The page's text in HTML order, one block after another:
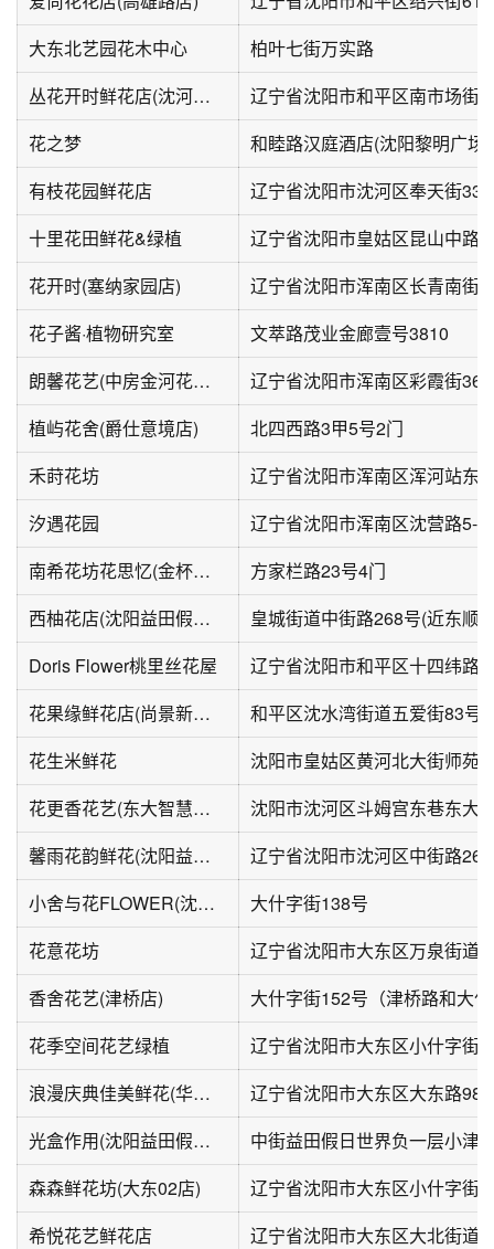
大东北艺园花木中心
柏叶七街万实路
丛花开时鲜花店(沈河区领事馆店)
花之梦
和睦路汉庭酒店(沈阳黎明广场
有枝花园鲜花店
辽宁省沈阳市沈河区奉天街
十里花田鲜花&绿植
辽宁省沈阳市皇姑区昆山中路
花开时(塞纳家园店)
辽宁省沈阳市浑南区长青南街
花子酱·植物研究室
文萃路茂业金廊壹号3810
朗馨花艺(中房金河花园店)
辽宁省沈阳市浑南区彩霞街36-
植屿花舍(爵仕意境店)
北四西路3甲5号2门
禾莳花坊
汐遇花园
辽宁省沈阳市浑南区沈营路5-2
南希花坊花思忆(金杯小区店)
方家栏路23号4门
西柚花店(沈阳益田假日世界店)
皇城街道中街路268号(近东顺
Doris Flower桃里丝花屋
辽宁省沈阳市和平区十四纬路
花果缘鲜花店(尚景新世界店)
花生米鲜花
沈阳市皇姑区黄河北大街师苑
花更香花艺(东大智慧园店)
沈阳市沈河区斗姆宫东巷东大
馨雨花韵鲜花(沈阳益田假日世界店)
小舍与花FLOWER(沈阳中街吾悦广场津桥路店)
大什字街138号
花意花坊
辽宁省沈阳市大东区万泉街道
香舍花艺(津桥店)
花季空间花艺绿植
辽宁省沈阳市大东区小什字街
浪漫庆典佳美鲜花(华家小区店)
辽宁省沈阳市大东区大东路98
光盒作用(沈阳益田假日世界店)
森森鲜花坊(大东02店)
辽宁省沈阳市大东区小什字街
希悦花艺鲜花店
辽宁省沈阳市大东区大北街道